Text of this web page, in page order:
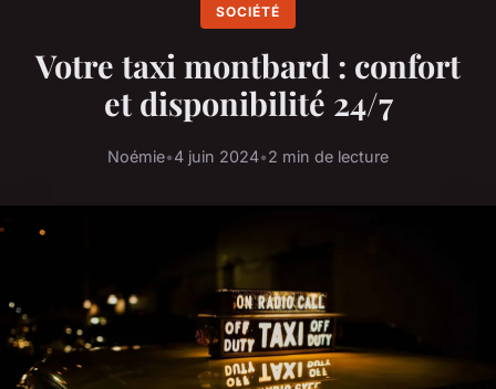
SOCIÉTÉ
Votre taxi montbard : confort
et disponibilité 24/7
Noémie•4 juin 2024•2 min de lecture